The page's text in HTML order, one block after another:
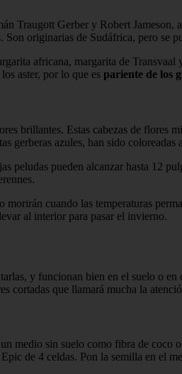
Traugott Gerber y Robert
Son originarias de Sudáfrica, pero
africana, margarita de
aster, por lo que es pariente de los
brillantes. Estas cabezas de
gerberas azules, han sido
peludas pueden alcanzar hasta 12
cuando las temperaturas
al interior para pasar el invierno.
y funcionan bien en el suelo o
cortadas que llamará mucha la
medio sin suelo como fibra de coco
de 4 celdas. Pon la semilla en el